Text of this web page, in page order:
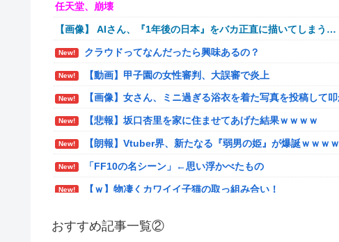
任天堂、崩壊
【画像】 AIさん、『1年後の日本』をバカ正直に描いてしまう…
New! クラウドってなんだったら興味あるの？
New! 【動画】甲子園の女性審判、大誤審で炎上
New! 【画像】女さん、ミニ過ぎる浴衣を着た写真を投稿して
New! 【悲報】坂口杏里を家に住ませてあげた結果ｗｗｗｗ
New! 【朗報】Vtuber界、新たなる『弱男の姫』が爆誕ｗｗｗ
New! 「FF10の名シーン」←思い浮かべたもの
New! 【ｗ】物凄くカワイイ子猫の取っ組み合い！
New! 【艦これ】でもイベントのたびに思うんだ 空母機動部隊
おすすめ記事一覧②